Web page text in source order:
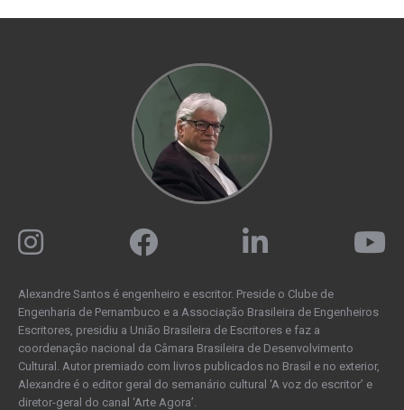
Alexandre Santos é engenheiro e escritor. Preside o Clube de
Engenharia de Pernambuco e a Associação Brasileira de Engenheiros
Escritores, presidiu a União Brasileira de Escritores e faz a
coordenação nacional da Câmara Brasileira de Desenvolvimento
Cultural. Autor premiado com livros publicados no Brasil e no exterior,
Alexandre é o editor geral do semanário cultural ‘A voz do escritor’ e
diretor-geral do canal ‘Arte Agora’.